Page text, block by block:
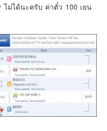
ไม่ได้นะครับ ค่าตั๋ว 100 เยน